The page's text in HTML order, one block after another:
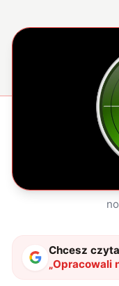
Chcesz
„Opracowali
fotoniczny